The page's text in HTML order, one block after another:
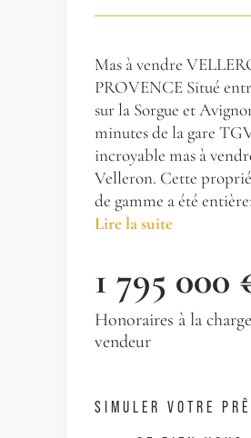
Mas à vendre
PROVENCE Situé
sur la Sorgue et
minutes de la gare
incroyable mas à
Velleron. Cette
de gamme a été
Lire la suite
1 795 000
Honoraires à la
vendeur
SIMULER VOTRE